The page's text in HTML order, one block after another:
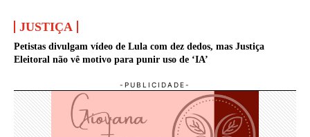
JUSTIÇA
Petistas divulgam vídeo de Lula com dez dedos, mas Justiça
Eleitoral não vê motivo para punir uso de ‘IA’